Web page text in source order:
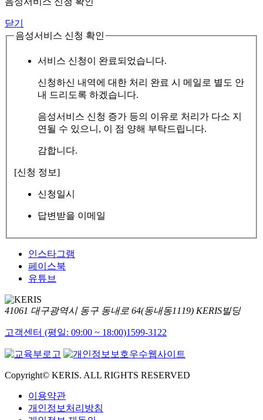
닫기
음성서비스 신청 확인
서비스 신청이 완료되었습니다.
신청하신 내역에 대한 처리 완료 시 메일로 별도 안
내 드리도록 하겠습니다.
음성서비스 신청 증가 등의 이유로 처리가 다소 지
연될 수 있으니, 이 점 양해 부탁드립니다.
감합니다.
[신청 정보]
신청일시
답변받을 이메일
인스타그램
페이스북
유튜브
41061 대구광역시 동구 동내로 64(동내동1119) KERIS빌딩
고객센터 (평일: 09:00 ~ 18:00)1599-3122
Copyright© KERIS. ALL RIGHTS RESERVED
이용약관
개인정보처리방침